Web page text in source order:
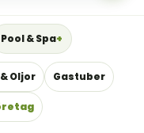
Pool & Spa
Oljor Gastuber